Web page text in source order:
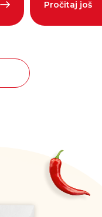
Pročitaj još